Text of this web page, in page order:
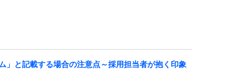
」と記載する場合の注意点～採用担当者が抱く印象